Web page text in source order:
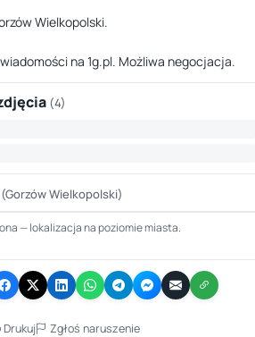
Wielkopolski.
na 1g.pl. Możliwa negocjacja.
(4)
(Gorzów Wielkopolski)
— lokalizacja na poziomie miasta.
Drukuj Zgłoś naruszenie